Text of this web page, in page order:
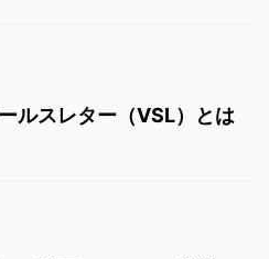
ルスレター（VSL）とは